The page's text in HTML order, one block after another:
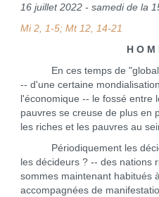
16 juillet 2022 - samedi de la
Mi 2, 1-5; Mt 12, 14-21
H O M
En ces temps de
-- d'une certaine
l'économique -- le fossé entre
pauvres se creuse de plus en
les riches et les pauvres au
Périodiquement les
les décideurs ? -- des nations
sommes maintenant habitués
accompagnées de